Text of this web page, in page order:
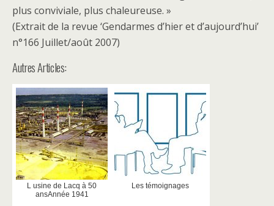
plus conviviale, plus chaleureuse. »
(Extrait de la revue ‘Gendarmes d’hier et d’aujourd’hui’
n°166 Juillet/août 2007)
Autres Articles:
L usine de Lacq à 50
ansAnnée 1941
Les témoignages